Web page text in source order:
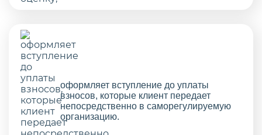
оформляет вступление до уплаты
взносов, которые клиент передает
непосредственно в саморегулируемую
организацию.